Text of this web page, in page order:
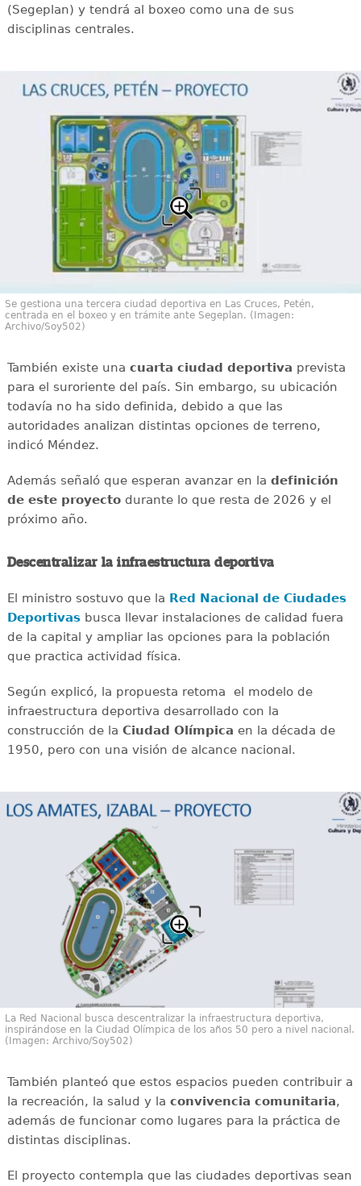
(Segeplan) y tendrá al boxeo como una de sus
disciplinas centrales.
Se gestiona una tercera ciudad deportiva en Las Cruces, Petén,
centrada en el boxeo y en trámite ante Segeplan. (Imagen:
Archivo/Soy502)
También existe una cuarta ciudad deportiva prevista
para el suroriente del país. Sin embargo, su ubicación
todavía no ha sido definida, debido a que las
autoridades analizan distintas opciones de terreno,
indicó Méndez.
Además señaló que esperan avanzar en la definición
de este proyectodurante lo que resta de 2026 y el
próximo año.
Descentralizar la infraestructura deportiva
El ministro sostuvo que la Red Nacional de Ciudades
Deportivasbusca llevar instalaciones de calidad fuera
de la capital y ampliar las opciones para la población
que practica actividad física.
Según explicó, la propuesta retoma el modelo de
infraestructura deportiva desarrollado con la
construcción de la Ciudad Olímpica en la década de
1950, pero con una visión de alcance nacional.
La Red Nacional busca descentralizar la infraestructura deportiva,
inspirándose en la Ciudad Olímpica de los años 50 pero a nivel nacional.
(Imagen: Archivo/Soy502)
También planteó que estos espacios pueden contribuir a
la recreación, la salud y la convivencia comunitaria,
además de funcionar como lugares para la práctica de
distintas disciplinas.
El proyecto contempla que las ciudades deportivas sean